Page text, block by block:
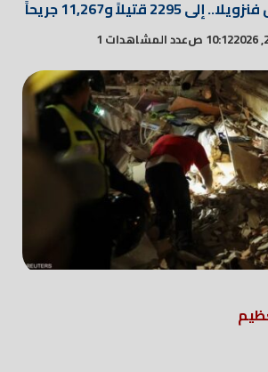
قتيلاً و11,267 جريحاً
10:12 ص عدد المشاهدات 1